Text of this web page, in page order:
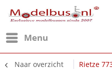
Menu
Naar overzicht Rietze